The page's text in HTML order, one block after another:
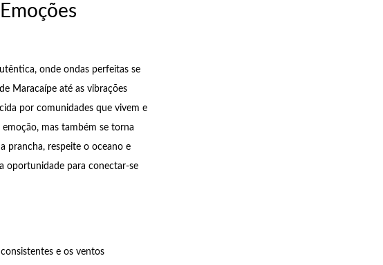
onde ondas perfeitas se
Maracaípe até as vibrações
por comunidades que vivem e
mas também se torna
prancha, respeite o oceano e
oportunidade para conectar-se
e os ventos